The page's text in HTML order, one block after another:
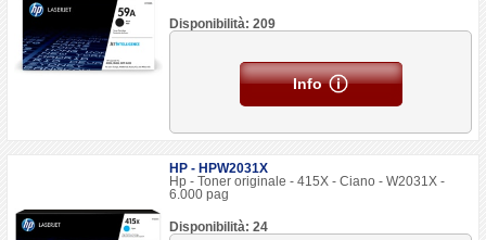
Disponibilità: 209
Info
HP - HPW2031X
Hp - Toner originale - 415X - Ciano - W2031X -
6.000 pag
Disponibilità: 24